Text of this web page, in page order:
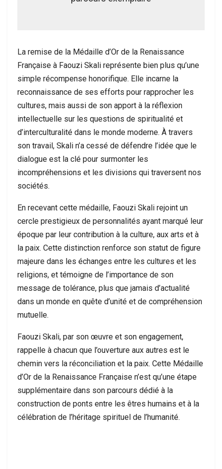
La remise de la Médaille d’Or de la Renaissance
Française à Faouzi Skali représente bien plus qu’une
simple récompense honorifique. Elle incarne la
reconnaissance de ses efforts pour rapprocher les
cultures, mais aussi de son apport à la réflexion
intellectuelle sur les questions de spiritualité et
d’interculturalité dans le monde moderne. À travers
son travail, Skali n’a cessé de défendre l’idée que le
dialogue est la clé pour surmonter les
incompréhensions et les divisions qui traversent nos
sociétés.
En recevant cette médaille, Faouzi Skali rejoint un
cercle prestigieux de personnalités ayant marqué leur
époque par leur contribution à la culture, aux arts et à
la paix. Cette distinction renforce son statut de figure
majeure dans les échanges entre les cultures et les
religions, et témoigne de l’importance de son
message de tolérance, plus que jamais d’actualité
dans un monde en quête d’unité et de compréhension
mutuelle.
Faouzi Skali, par son œuvre et son engagement,
rappelle à chacun que l’ouverture aux autres est le
chemin vers la réconciliation et la paix. Cette Médaille
d’Or de la Renaissance Française n’est qu’une étape
supplémentaire dans son parcours dédié à la
construction de ponts entre les êtres humains et à la
célébration de l’héritage spirituel de l’humanité.